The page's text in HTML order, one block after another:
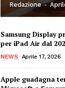
Redazione -
Samsung Display
per iPad Air dal
NEWS Aprile 17, 2026
Apple guadagna